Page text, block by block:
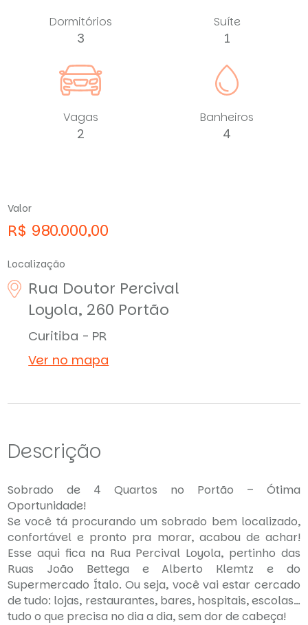
Dormitórios
3
Suíte
1
Vagas
2
Banheiros
4
Valor
R$ 980.000,00
Localização
Rua Doutor Percival
Loyola, 260 Portão
Curitiba - PR
Ver no mapa
Descrição
Sobrado de 4 Quartos no Portão – Ótima
Oportunidade!
Se você tá procurando um sobrado bem localizado,
confortável e pronto pra morar, acabou de achar!
Esse aqui fica na Rua Percival Loyola, pertinho das
Ruas João Bettega e Alberto Klemtz e do
Supermercado Ítalo. Ou seja, você vai estar cercado
de tudo: lojas, restaurantes, bares, hospitais, escolas…
tudo o que precisa no dia a dia, sem dor de cabeça!